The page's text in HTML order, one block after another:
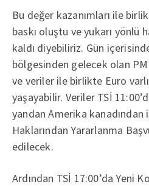
Bu değer kazanımları ile
baskı oluştu ve yukarı yönlü
kaldı diyebiliriz. Gün
bölgesinden gelecek olan
ve veriler ile birlikte Euro
yaşayabilir. Veriler TSİ
yandan Amerika kanadından
Haklarından Yararlanma
edilecek.
Ardından TSİ 17:00’da Yeni